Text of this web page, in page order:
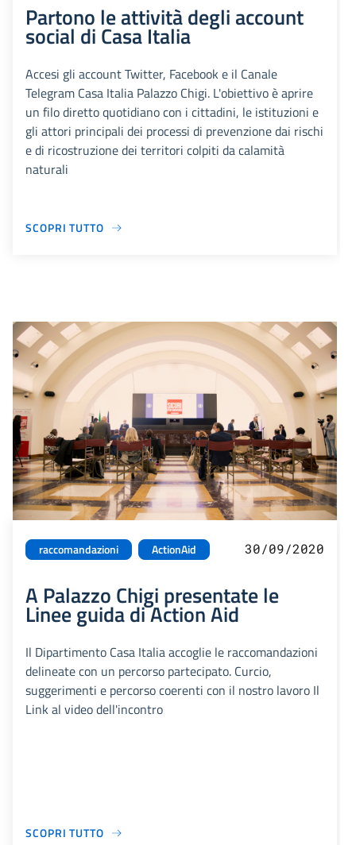
Partono le attività degli account
social di Casa Italia
Accesi gli account Twitter, Facebook e il Canale
Telegram Casa Italia Palazzo Chigi. L'obiettivo è aprire
un filo diretto quotidiano con i cittadini, le istituzioni e
gli attori principali dei processi di prevenzione dai rischi
e di ricostruzione dei territori colpiti da calamità
naturali
SCOPRI TUTTO
raccomandazioni ActionAid 30/09/2020
A Palazzo Chigi presentate le
Linee guida di Action Aid
Il Dipartimento Casa Italia accoglie le raccomandazioni
delineate con un percorso partecipato. Curcio,
suggerimenti e percorso coerenti con il nostro lavoro Il
Link al video dell'incontro
SCOPRI TUTTO